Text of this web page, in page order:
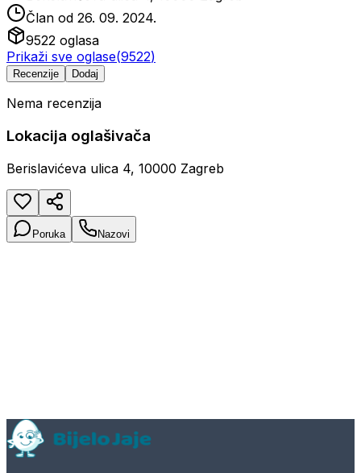
Član od 26. 09. 2024.
9522 oglasa
Prikaži sve oglase(9522)
Recenzije Dodaj
Nema recenzija
Lokacija oglašivača
Berislavićeva ulica 4, 10000 Zagreb
Poruka Nazovi